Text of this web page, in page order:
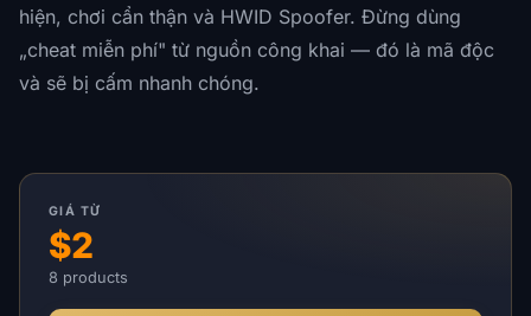
hiện, chơi cẩn thận và HWID Spoofer. Đừng dùng
„cheat miễn phí" từ nguồn công khai — đó là mã độc
và sẽ bị cấm nhanh chóng.
GIÁ TỪ
$2
8 products